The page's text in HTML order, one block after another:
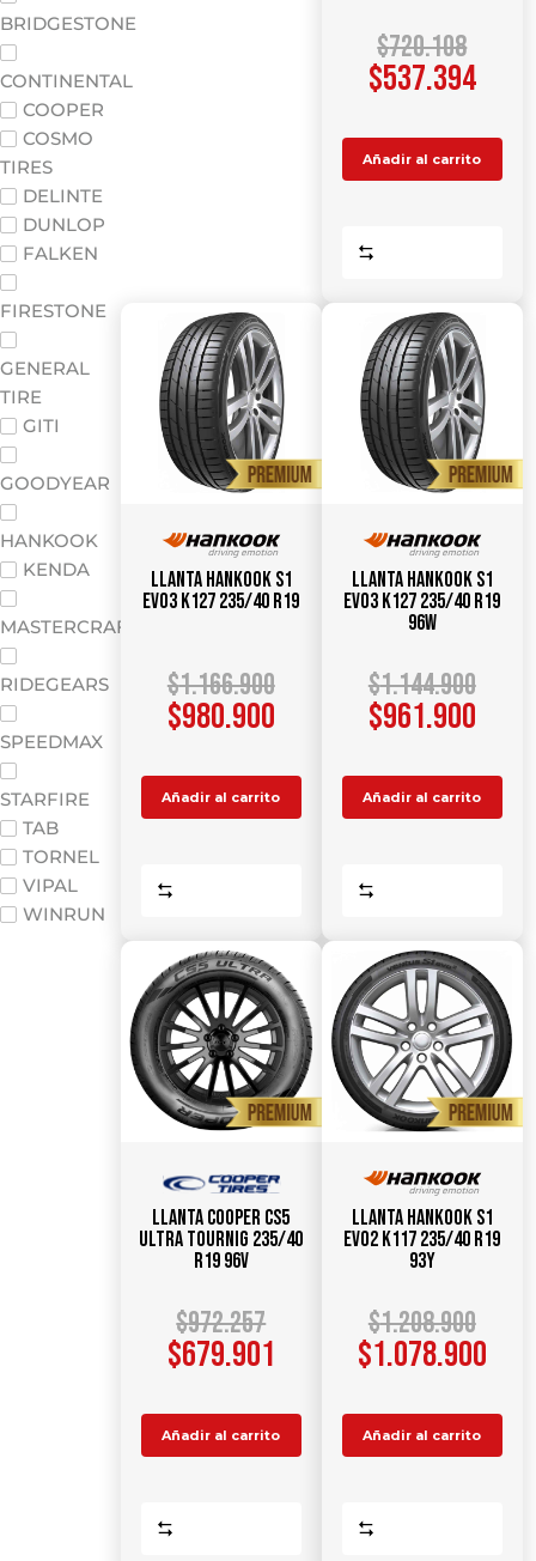
BRIDGESTONE
CONTINENTAL
COOPER
COSMO
TIRES
DELINTE
DUNLOP
FALKEN
FIRESTONE
GENERAL
TIRE
GITI
GOODYEAR
HANKOOK
KENDA
MASTERCRAFT
RIDEGEARS
SPEEDMAX
STARFIRE
TAB
TORNEL
VIPAL
WINRUN
$720.108
$537.394
Añadir al carrito
Llanta HANKOOK S1
Evo3 K127 235/40 R19
$1.166.900
$980.900
Añadir al carrito
Llanta HANKOOK S1
Evo3 K127 235/40 R19
96W
$1.144.900
$961.900
Añadir al carrito
Llanta COOPER CS5
Ultra Tournig 235/40
R19 96V
$972.257
$679.901
Añadir al carrito
Llanta HANKOOK S1
Evo2 K117 235/40 R19
93Y
$1.208.900
$1.078.900
Añadir al carrito